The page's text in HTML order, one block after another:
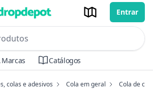
Entrar
no header
Marcas Catálogos
colas e adesivos Cola em geral Cola de